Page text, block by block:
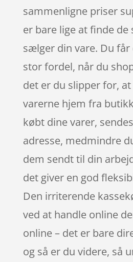
sammenligne priser
er bare lige at finde de
sælger din vare. Du får
stor fordel, når du
det er du slipper for,
varerne hjem fra
købt dine varer,
adresse, medmindre
dem sendt til din
det giver en god
Den irriterende
ved at handle online
online – det er bare
og så er du videre, så